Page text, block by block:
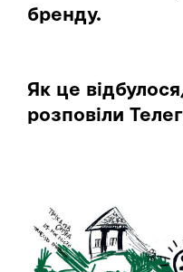
бренду.
Як це
розповіли